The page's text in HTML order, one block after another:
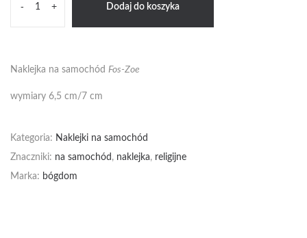
-
Fos-
+ Dodaj do koszyka
Naklejka na samochód Fos-Zoe
wymiary 6,5 cm/7 cm
Kategoria: Naklejki na samochód
Znaczniki: na samochód , naklejka, religijne
Marka: bógdom